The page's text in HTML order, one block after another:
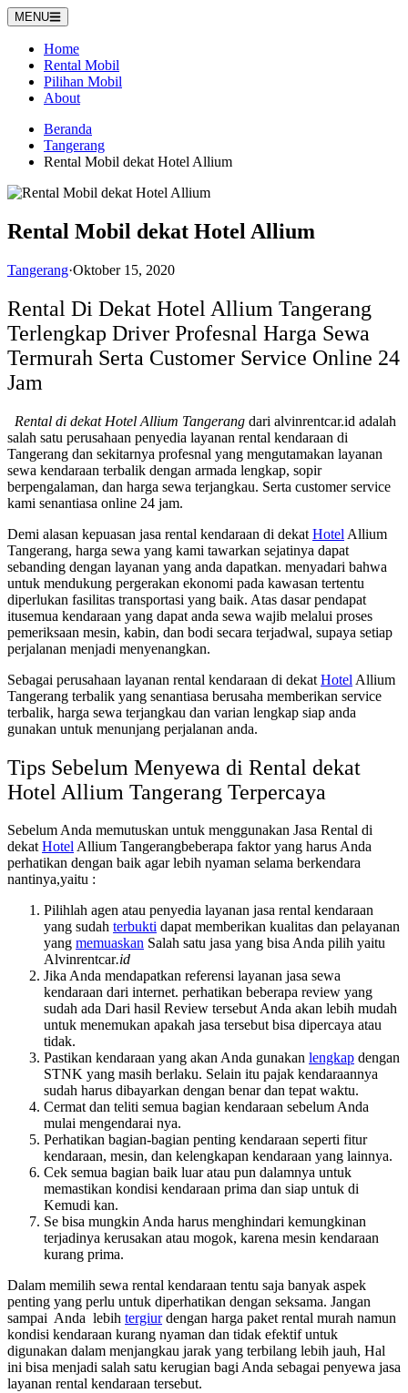
Langsung
ke
konten
MENU
Home
Rental Mobil
Pilihan Mobil
About
Beranda
Tangerang
Rental Mobil dekat Hotel Allium
Rental Mobil dekat Hotel Allium
Tangerang·Oktober 15, 2020
Rental Di Dekat Hotel Allium Tangerang
Terlengkap Driver Profesnal Harga Sewa
Termurah Serta Customer Service Online 24
Jam
Rental di dekat Hotel Allium Tangerang dari alvinrentcar.id adalah
salah satu perusahaan penyedia layanan rental kendaraan di
Tangerang dan sekitarnya profesnal yang mengutamakan layanan
sewa kendaraan terbalik dengan armada lengkap, sopir
berpengalaman, dan harga sewa terjangkau. Serta customer service
kami senantiasa online 24 jam.
Demi alasan kepuasan jasa rental kendaraan di dekat Hotel Allium
Tangerang, harga sewa yang kami tawarkan sejatinya dapat
sebanding dengan layanan yang anda dapatkan. menyadari bahwa
untuk mendukung pergerakan ekonomi pada kawasan tertentu
diperlukan fasilitas transportasi yang baik. Atas dasar pendapat
itusemua kendaraan yang dapat anda sewa wajib melalui proses
pemeriksaan mesin, kabin, dan bodi secara terjadwal, supaya setiap
perjalanan menjadi menyenangkan.
Sebagai perusahaan layanan rental kendaraan di dekat Hotel Allium
Tangerang terbalik yang senantiasa berusaha memberikan service
terbalik, harga sewa terjangkau dan varian lengkap siap anda
gunakan untuk menunjang perjalanan anda.
Tips Sebelum Menyewa di Rental dekat
Hotel Allium Tangerang Terpercaya
Sebelum Anda memutuskan untuk menggunakan Jasa Rental di
dekatHotelAllium Tangerangbeberapa faktor yang harus Anda
perhatikan dengan baik agar lebih nyaman selama berkendara
nantinya,yaitu :
Pilihlah agen atau penyedia layanan jasa rental kendaraan
yang sudah terbukti dapat memberikan kualitas dan pelayanan
yang memuaskan Salah satu jasa yang bisa Anda pilih yaitu
Alvinrentcar.id
Jika Anda mendapatkan referensi layanan jasa sewa
kendaraan dari internet. perhatikan beberapa review yang
sudah ada Dari hasil Review tersebut Anda akan lebih mudah
untuk menemukan apakah jasa tersebut bisa dipercaya atau
tidak.
Pastikan kendaraan yang akan Anda gunakan lengkap dengan
STNK yang masih berlaku. Selain itu pajak kendaraannya
sudah harus dibayarkan dengan benar dan tepat waktu.
Cermat dan teliti semua bagian kendaraan sebelum Anda
mulai mengendarai nya.
Perhatikan bagian-bagian penting kendaraan seperti fitur
kendaraan, mesin, dan kelengkapan kendaraan yang lainnya.
Cek semua bagian baik luar atau pun dalamnya untuk
memastikan kondisi kendaraan prima dan siap untuk di
Kemudi kan.
Se bisa mungkin Anda harus menghindari kemungkinan
terjadinya kerusakan atau mogok, karena mesin kendaraan
kurang prima.
Dalam memilih sewa rental kendaraan tentu saja banyak aspek
penting yang perlu untuk diperhatikan dengan seksama. Jangan
sampai Anda lebih tergiurdengan harga paket rental murah namun
kondisi kendaraan kurang nyaman dan tidak efektif untuk
digunakan dalam menjangkau jarak yang terbilang lebih jauh, Hal
ini bisa menjadi salah satu kerugian bagi Anda sebagai penyewa jasa
layanan rental kendaraan tersebut.